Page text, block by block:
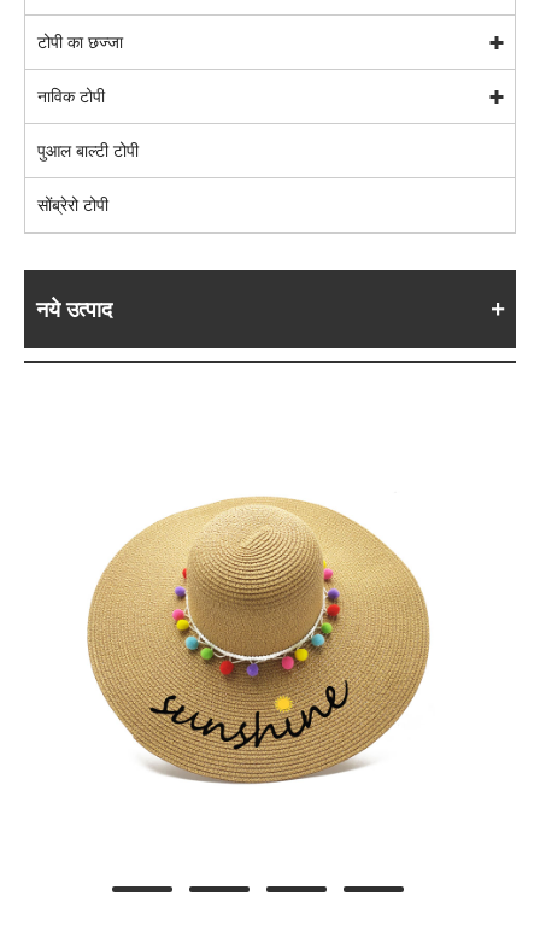
टोपी का छज्जा
नाविक टोपी
पुआल बाल्टी टोपी
सोंब्रेरो टोपी
नये उत्पाद